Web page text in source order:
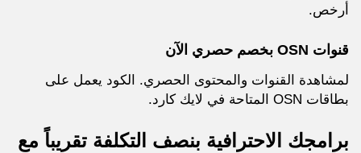
أرخص.
قنوات OSN بخصم حصري الآن
لمشاهدة القنوات والمحتوى الحصري. الكود يعمل على
بطاقات OSN المتاحة في لايك كارد.
برامجك الاحترافية بنصف التكلفة تقريباً مع